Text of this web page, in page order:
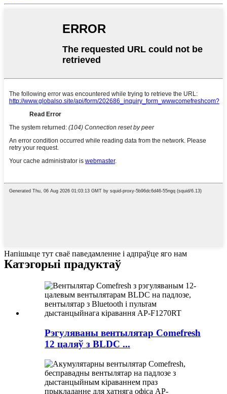
Напішыце тут сваё паведамленне і адпраўце яго нам
Катэгорыі прадуктаў
Рэгуляваны вентылятар Comefresh
12 цаляў з BLDC ...